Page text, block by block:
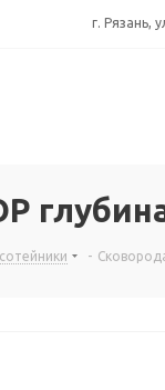
г. Рязань,
-